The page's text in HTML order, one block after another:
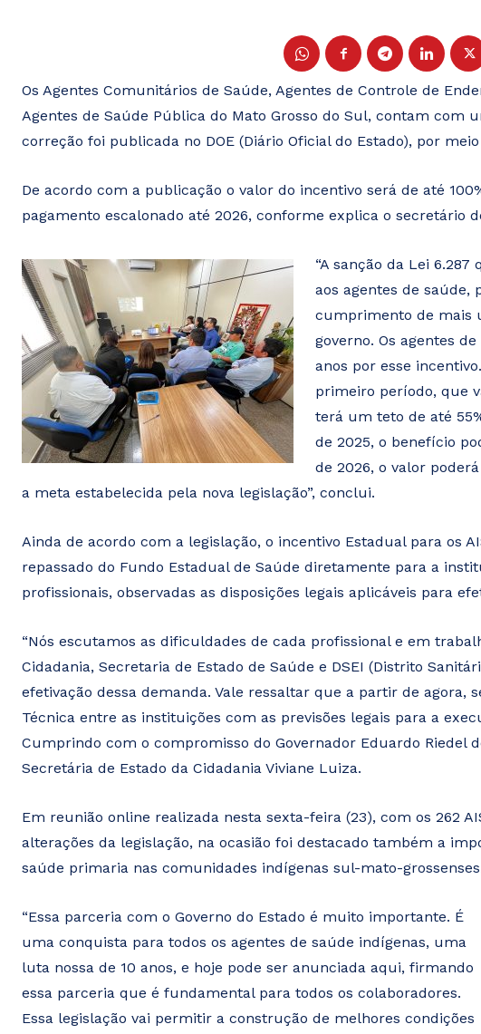
Os Agentes Comunitários de Saúde, Agentes de Controle de
Agentes de Saúde Pública do Mato Grosso do Sul, contam com
correção foi publicada no DOE (Diário Oficial do Estado), por meio
De acordo com a publicação o valor do incentivo será de até
pagamento escalonado até 2026, conforme explica o secretário
“A sanção da Lei
aos agentes de saúde,
cumprimento de mais
governo. Os agentes
anos por esse
primeiro período, que
terá um teto de até
de 2025, o benefício
de 2026, o valor
a meta estabelecida pela nova legislação”, conclui.
Ainda de acordo com a legislação, o incentivo Estadual para os
repassado do Fundo Estadual de Saúde diretamente para a
profissionais, observadas as disposições legais aplicáveis para
“Nós escutamos as dificuldades de cada profissional e em
Cidadania, Secretaria de Estado de Saúde e DSEI (Distrito
efetivação dessa demanda. Vale ressaltar que a partir de agora,
Técnica entre as instituições com as previsões legais para a
Cumprindo com o compromisso do Governador Eduardo Riedel
Secretária de Estado da Cidadania Viviane Luiza.
Em reunião online realizada nesta sexta-feira (23), com os 262
alterações da legislação, na ocasião foi destacado também a
saúde primaria nas comunidades indígenas sul-mato-
“Essa parceria com o Governo do Estado é muito importante. É
uma conquista para todos os agentes de saúde indígenas, uma
luta nossa de 10 anos, e hoje pode ser anunciada aqui, firmando
essa parceria que é fundamental para todos os colaboradores.
Essa legislação vai permitir a construção de melhores condições